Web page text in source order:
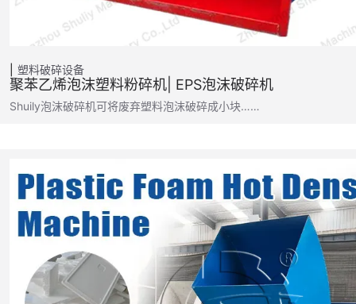
塑料破碎设备
聚苯乙烯泡沫塑料粉碎机| EPS泡沫破碎机
Shuily泡沫破碎机可将废弃塑料泡沫破碎成小块……